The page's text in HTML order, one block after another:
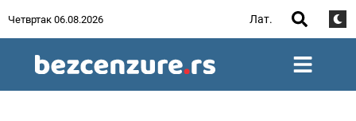
Четвртак 06.08.2026 Лат.